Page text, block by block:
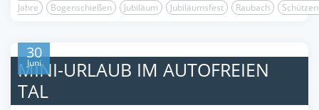
Jahre
Bogenschießen Jubiläum Jubiläumsfest Raubach
30
Juni
MINI-URLAUB IM AUTOFREIEN
TAL